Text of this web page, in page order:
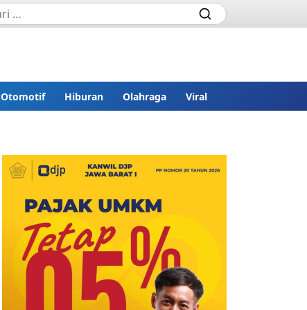
Otomotif Hiburan Olahraga Viral